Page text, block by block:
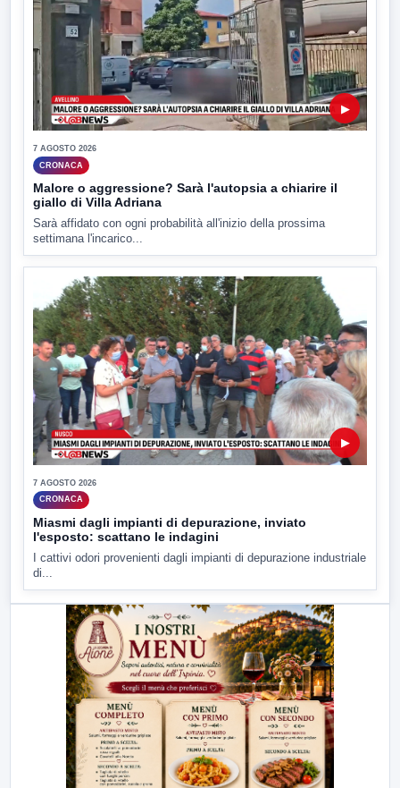
▶
7 AGOSTO 2026
CRONACA
Malore o aggressione? Sarà l'autopsia a chiarire il
giallo di Villa Adriana
Sarà affidato con ogni probabilità all'inizio della prossima
settimana l'incarico...
▶
7 AGOSTO 2026
CRONACA
Miasmi dagli impianti di depurazione, inviato
l'esposto: scattano le indagini
I cattivi odori provenienti dagli impianti di depurazione industriale
di...